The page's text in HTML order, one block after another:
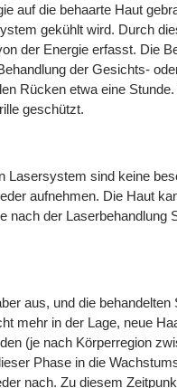
auf die behaarte Haut
gekühlt wird. Durch
der Energie erfasst. Die
der Gesichts-
Rücken etwa eine
geschützt.
sind keine
aufnehmen. Die Haut
nach der Laserbehandlung
aus, und die
mehr in der Lage, neue
(je nach Körperregion
Phase in die
nach. Zu diesem